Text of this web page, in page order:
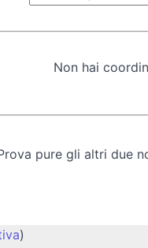
Non hai
pure gli altri due
)